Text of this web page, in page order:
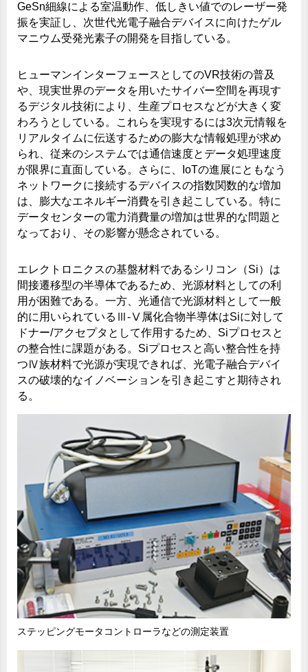
GeSn細線による室温動作、低しきい値でのレーザー発
振を実証し、次世代光電子融合デバイスに向けたゲル
マニウム受発光素子の開発を目指している。
ヒューマンインターフェースとしてのVR技術の普及
や、現実世界のデータを用いたサイバー空間を再現す
るデジタル技術により、生産プロセスなどが大きく変
わろうとしている。これらを実現するには3次元情報を
リアルタイムに伝送するための膨大な情報処理が求め
られ、従来のシステムでは通信速度とデータ処理速度
が限界に直面している。さらに、IoTの進展にともなう
ネットワークに接続するデバイスの指数関数的な増加
は、膨大なエネルギー消費を引き起こしている。特に
データセンターの電力消費量の増加は世界的な問題と
なっており、その影響が懸念されている。
エレクトロニクスの基盤材料であるシリコン（Si）は
間接遷移型の半導体であるため、光源材料としての利
用が困難である。一方、光通信で光源材料として一般
的に用いられているⅢ-Ⅴ属化合物半導体はSiに対して
ドナー/アクセプタとして作用するため、Siプロセスと
の整合性に課題がある。Siプロセスと高い整合性を持
つⅣ族材料で光源が実現できれば、光電子融合デバイ
スの破壊的なイノベーションを引き起こすと期待され
る。
ステッピングモータコントローラなどの測定装置